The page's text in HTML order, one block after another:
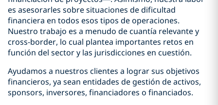
es asesorarles sobre situaciones de dificultad
financiera en todos esos tipos de operaciones.
Nuestro trabajo es a menudo de cuantía relevante y
cross-border, lo cual plantea importantes retos en
función del sector y las jurisdicciones en cuestión.
Ayudamos a nuestros clientes a lograr sus objetivos
financieros, ya sean entidades de gestión de activos,
sponsors, inversores, financiadores o financiados.